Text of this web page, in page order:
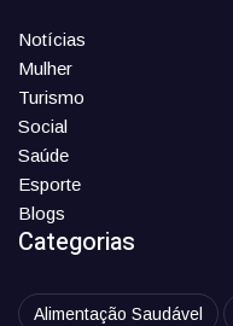
Notícias
Mulher
Turismo
Social
Saúde
Esporte
Blogs
Categorias
Alimentação Saudável